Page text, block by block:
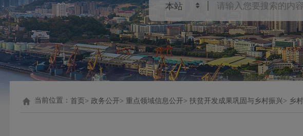
当前位置：首页 政务公开 重点领域信息公开 扶贫开发成果巩固与乡村振兴 乡